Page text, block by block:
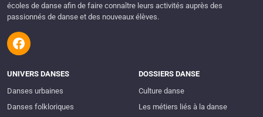
écoles de danse afin de faire connaître leurs activités auprès des
passionnés de danse et des nouveaux élèves.
UNIVERS DANSES
Danses urbaines
Danses folkloriques
DOSSIERS DANSE
Culture danse
Les métiers liés à la danse